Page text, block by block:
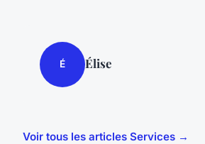
É Élise
Voir tous les articles Services →